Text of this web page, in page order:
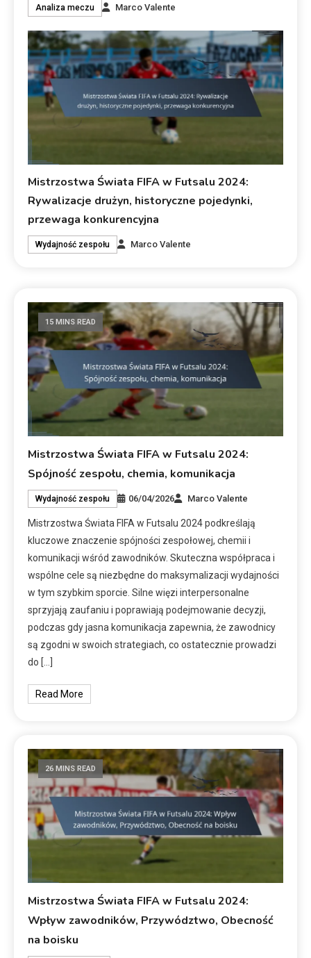
Analiza meczu Marco Valente
Mistrzostwa Świata FIFA w Futsalu 2024:
Rywalizacje drużyn, historyczne pojedynki,
przewaga konkurencyjna
Wydajność zespołu Marco Valente
15 MINS READ
Mistrzostwa Świata FIFA w Futsalu 2024:
Spójność zespołu, chemia, komunikacja
Wydajność zespołu 06/04/2026 Marco Valente
Mistrzostwa Świata FIFA w Futsalu 2024 podkreślają
kluczowe znaczenie spójności zespołowej, chemii i
komunikacji wśród zawodników. Skuteczna współpraca i
wspólne cele są niezbędne do maksymalizacji wydajności
w tym szybkim sporcie. Silne więzi interpersonalne
sprzyjają zaufaniu i poprawiają podejmowanie decyzji,
podczas gdy jasna komunikacja zapewnia, że zawodnicy
są zgodni w swoich strategiach, co ostatecznie prowadzi
do […]
Read More
26 MINS READ
Mistrzostwa Świata FIFA w Futsalu 2024:
Wpływ zawodników, Przywództwo, Obecność
na boisku